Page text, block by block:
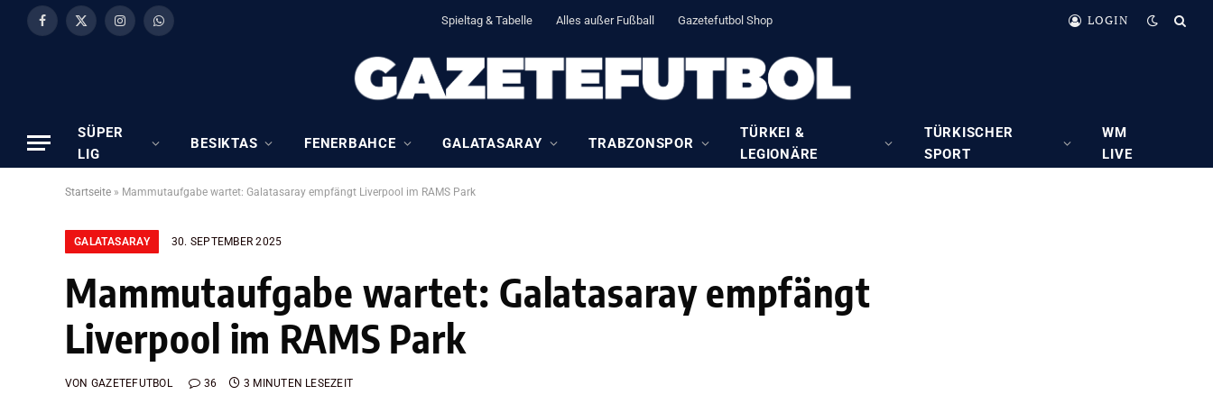
Facebook
X
InstagramWhatsApp Spieltag & Tabelle Alles außer Fußball Gazetefutbol Shop LOGIN
SÜPER
LIG
BESIKTAS FENERBAHCE GALATASARAY TRABZONSPOR
TÜRKEI &
LEGIONÄRE
TÜRKISCHER
SPORT
WM
LIVE
Startseite » Mammutaufgabe wartet: Galatasaray empfängt Liverpool im RAMS Park
GALATASARAY 30. SEPTEMBER 2025
Mammutaufgabe wartet: Galatasaray empfängt
Liverpool im RAMS Park
VON GAZETEFUTBOL 36 3 MINUTEN LESEZEIT